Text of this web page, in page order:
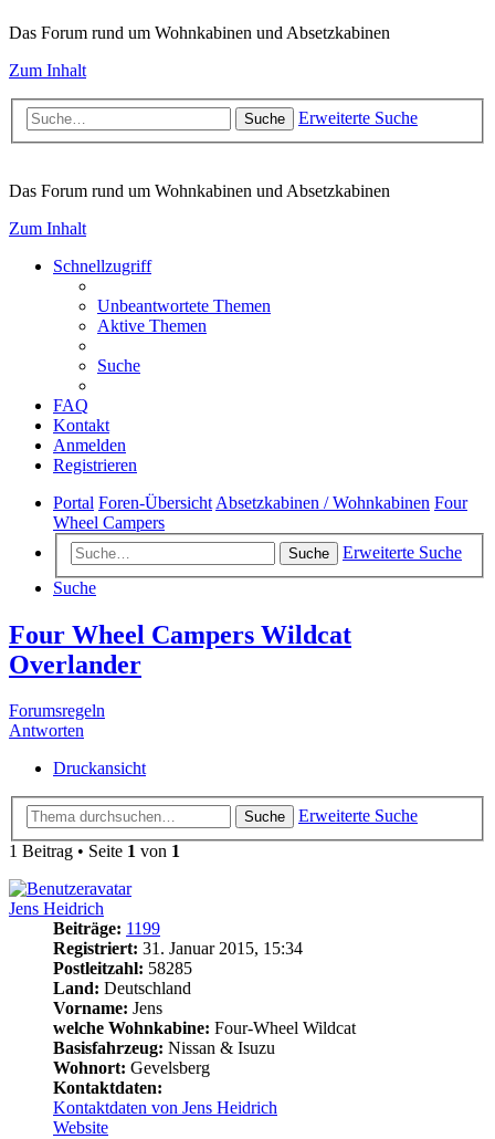
Das Forum rund um Wohnkabinen und Absetzkabinen
Zum Inhalt
Suche Erweiterte Suche
Das Forum rund um Wohnkabinen und Absetzkabinen
Zum Inhalt
Schnellzugriff
Unbeantwortete Themen
Aktive Themen
Suche
FAQ
Kontakt
Anmelden
Registrieren
Portal Foren-Übersicht Absetzkabinen / Wohnkabinen Four
Wheel Campers
Suche
Erweiterte Suche
Suche
Four Wheel Campers Wildcat
Overlander
Forumsregeln
Antworten
Druckansicht
Suche
Erweiterte Suche
1 Beitrag • Seite 1 von 1
Jens Heidrich
Beiträge: 1199
Registriert: 31. Januar 2015, 15:34
Postleitzahl: 58285
Land: Deutschland
Vorname: Jens
welche Wohnkabine: Four-Wheel Wildcat
Basisfahrzeug: Nissan & Isuzu
Wohnort: Gevelsberg
Kontaktdaten:
Kontaktdaten von Jens Heidrich
Website